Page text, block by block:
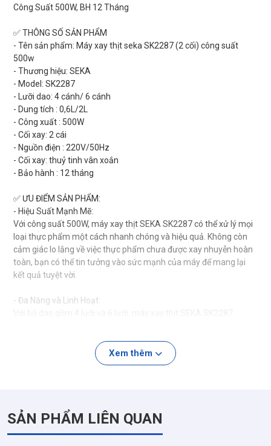
Công Suất 500W, BH 12 Tháng
✅ THÔNG SỐ SẢN PHẨM
- Tên sản phẩm: Máy xay thịt seka SK2287 (2 cối) công suất
500w
- Thương hiệu: SEKA
- Model: SK2287
- Lưỡi dao: 4 cánh/ 6 cánh
- Dung tích : 0,6L/2L
- Công xuất : 500W
- Cối xay: 2 cái
- Nguồn điện : 220V/50Hz
- Cối xay: thuỷ tinh vân xoắn
- Bảo hành : 12 tháng
✅ ƯU ĐIỂM SẢN PHẨM:
- Hiệu Suất Mạnh Mẽ:
Với công suất 500W, máy xay thịt SEKA SK2287 có thể xử lý mọi
loại thực phẩm một cách nhanh chóng và hiệu quả. Không còn
cảm giác lo lắng về việc thực phẩm chưa được xay nhuyễn hoàn
toàn, bạn có thể tin tưởng vào sức mạnh của máy để mang lại
kết quả tuyệt vời.
- Đa Năng và Linh Hoạt:
khác nhau chỉ với một sản phẩm, tiết kiệm thời gian và không
một lúc mà không cần lo lắng về việc làm sạch giữa các công
đoạn. Cối thủy tinh cũng dễ dàng vệ sinh sau khi sử dụng, giúp
Xem thêm
SẢN PHẨM LIÊN QUAN